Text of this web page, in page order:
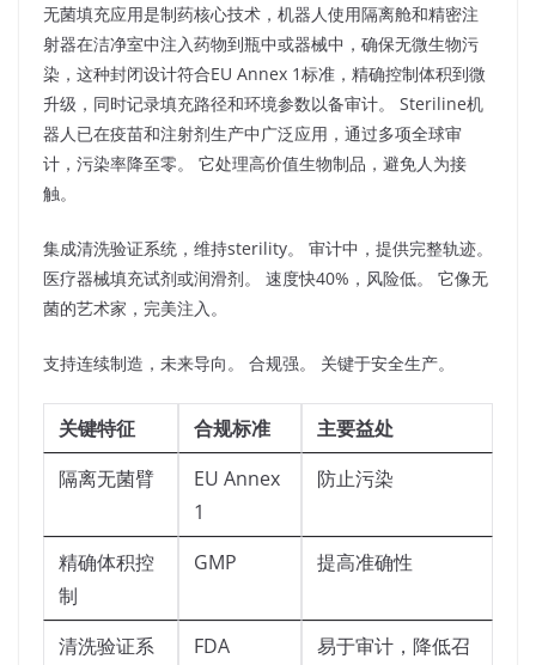
无菌填充应用是制药核心技术，机器人使用隔离舱和精密注
射器在洁净室中注入药物到瓶中或器械中，确保无微生物污
染，这种封闭设计符合EU Annex 1标准，精确控制体积到微
升级，同时记录填充路径和环境参数以备审计。 Steriline机
器人已在疫苗和注射剂生产中广泛应用，通过多项全球审
计，污染率降至零。 它处理高价值生物制品，避免人为接
触。​
集成清洗验证系统，维持sterility。 审计中，提供完整轨迹。
医疗器械填充试剂或润滑剂。 速度快40%，风险低。 它像无
菌的艺术家，完美注入。​
支持连续制造，未来导向。 合规强。 关键于安全生产。​
关键特征 合规标准
主要益处
隔离无菌臂
EU Annex
1
防止污染
精确体积控
制
GMP 提高准确性
清洗验证系
FDA
易于审计，降低召